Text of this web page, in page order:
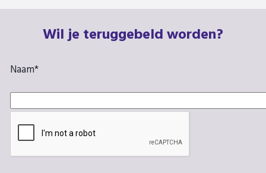
Wil je teruggebeld worden?
Naam*